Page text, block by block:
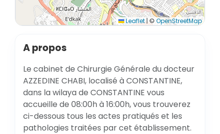
Leaflet|© OpenStreetMap
A propos
Le cabinet de Chirurgie Générale du docteur
AZZEDINE CHABI, localisé à CONSTANTINE,
dans la wilaya de CONSTANTINE vous
accueille de 08:00h à 16:00h, vous trouverez
ci-dessous tous les actes pratiqués et les
pathologies traitées par cet établissement.